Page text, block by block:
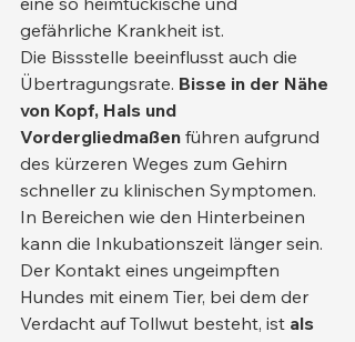
gefährliche Krankheit ist.
Die Bissstelle beeinflusst auch die
Übertragungsrate. Bisse in der Nähe
von Kopf, Hals und
Vordergliedmaßen führen aufgrund
des kürzeren Weges zum Gehirn
schneller zu klinischen Symptomen.
In Bereichen wie den Hinterbeinen
kann die Inkubationszeit länger sein.
Der Kontakt eines ungeimpften
Hundes mit einem Tier, bei dem der
Verdacht auf Tollwut besteht, ist als